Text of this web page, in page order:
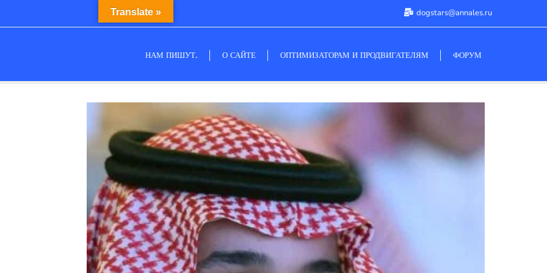
dogstars@annales.ru
НАМ ПИШУТ. О САЙТЕ ОПТИМИЗАТОРАМ И ПРОДВИГАТЕЛЯМ ФОРУМ
Translate »